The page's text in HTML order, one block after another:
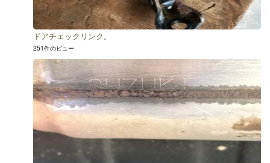
ドアチェックリンク。
251件のビュー